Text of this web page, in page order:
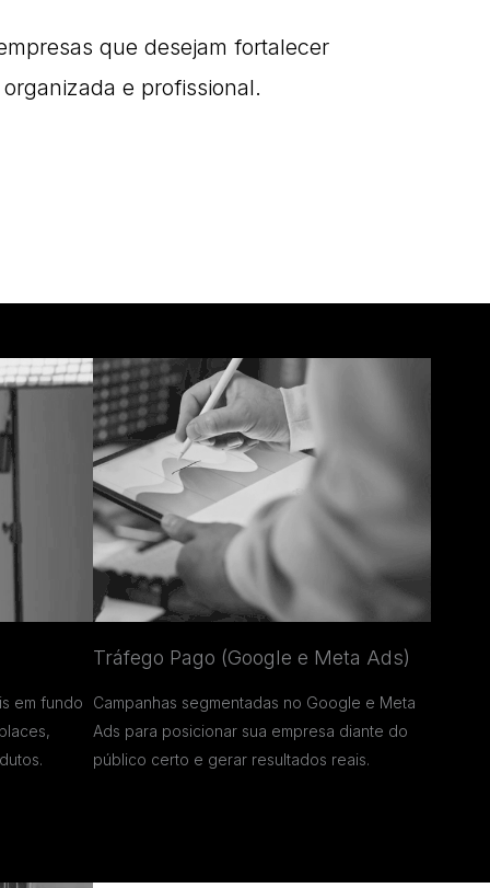
que desejam fortalecer
e profissional.
em fundo
Tráfego Pago (Google e Meta Ads)
Campanhas segmentadas no Google e Meta
Ads para posicionar sua empresa diante do
público certo e gerar resultados reais.